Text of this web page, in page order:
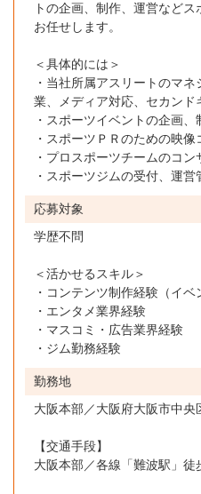
トの企画、制作、運営など
お任せします。
＜具体的には＞
・当社所属アスリートのマ
業、メディア対応、セカンド
・スポーツイベントの企画、
・スポーツＰＲのための映
・プロスポーツチームのコ
・スポーツジムの受付、運営
応募対象
学歴不問
＜活かせるスキル＞
・コンテンツ制作経験（イベ
・エンタメ業界経験
・マスコミ・広告業界経験
・ジム勤務経験
勤務地
大阪本部／大阪府大阪市中央
【交通手段】
大阪本部／各線「難波駅」徒